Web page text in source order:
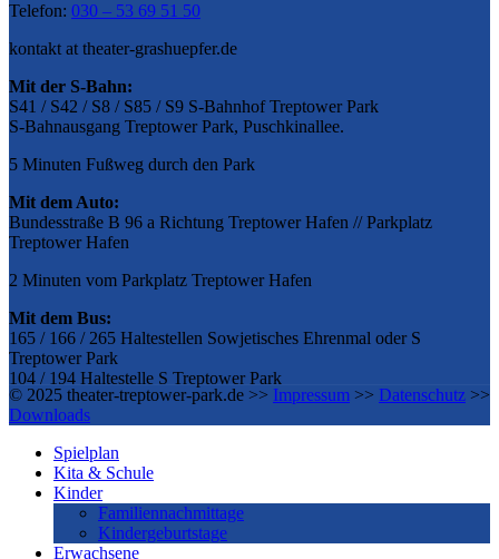
Telefon: 030 – 53 69 51 50
kontakt at theater-grashuepfer.de
Mit der S-Bahn:
S41 / S42 / S8 / S85 / S9 S-Bahnhof Treptower Park
S-Bahnausgang Treptower Park, Puschkinallee.
5 Minuten Fußweg durch den Park
Mit dem Auto:
Bundesstraße B 96 a Richtung Treptower Hafen // Parkplatz
Treptower Hafen
2 Minuten vom Parkplatz Treptower Hafen
Mit dem Bus:
165 / 166 / 265 Haltestellen Sowjetisches Ehrenmal oder S
Treptower Park
104 / 194 Haltestelle S Treptower Park
© 2025 theater-treptower-park.de >> Impressum >> Datenschutz >>
Downloads
Spielplan
Kita & Schule
Kinder
Familiennachmittage
Kindergeburtstage
Erwachsene